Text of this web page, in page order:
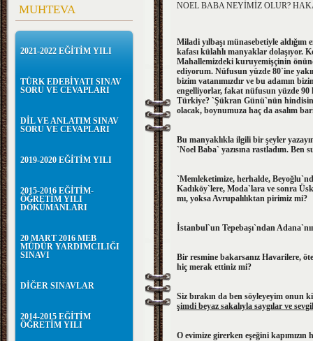
MUHTEVA
2021-2022 EĞİTİM YILI
TÜRK EDEBİYATI SINAV
SORU VE CEVAPLARI
DİL VE ANLATIM SINAV
SORU VE CEVAPLARI
2019-2020 EĞİTİM YILI
2015-2016 EĞİTİM-
ÖĞRETİM YILI
DÖKÜMANLARI
20 MART 2016 MEB
MÜDÜR YARDIMCILIĞI
SINAVI
DİĞER SINAVLAR
2014-2015 EĞİTİM
ÖĞRETİM YILI
NOEL BABA NEYİMİZ OLUR?
Miladi yılbaşı münasebetiyle
kafası külahlı manyaklar dolaşıyor.
Mahallemizdeki kuruyemişçinin
ediyorum. Nüfusun yüzde 80`ine
bizim vatanımızdır ve bu adamın
engelliyorlar, fakat nüfusun yüzde
Türkiye? `Şükran Günü`nün
olacak, boynumuza haç da asalım
Bu manyaklıkla ilgili bir şeyler
`Noel Baba` yazısına rastladım. Ben
`Memleketimize, herhalde,
Kadıköy`lere, Moda`lara ve sonra
mı, yoksa Avrupalılıktan pirimiz mi?
İstanbul`un Tepebaşı`ndan
Bir resmine bakarsanız Havarilere,
hiç merak ettiniz mi?
Siz bırakın da ben söyleyeyim onun
şimdi beyaz sakalıyla saygılar ve
O evimize girerken eşeğini